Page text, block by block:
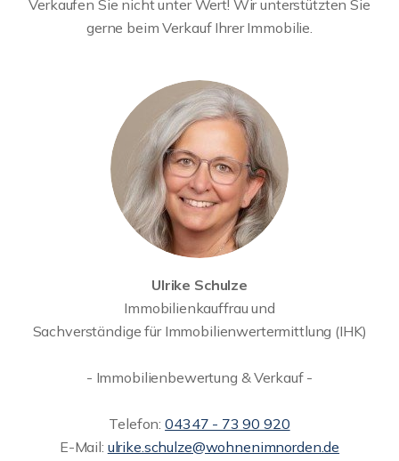
Verkaufen Sie nicht unter Wert! Wir unterstützten Sie
gerne beim Verkauf Ihrer Immobilie.
Ulrike Schulze
Immobilienkauffrau und
Sachverständige für Immobilienwertermittlung (IHK)
- Immobilienbewertung & Verkauf -
Telefon:04347 - 73 90 920
E-Mail: ulrike.schulze@wohnenimnorden.de